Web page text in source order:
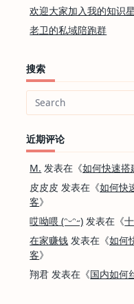
欢迎大家加入我的知识
老卫的私域陪跑群
搜索
Search
近期评论
M. 发表在《如何快速
皮皮皮 发表在《如何快
客》
哎呦喂 (ᵔᵕᵔ˶) 发表在《
在家赚钱 发表在《如何
客》
翔君 发表在《国内如何